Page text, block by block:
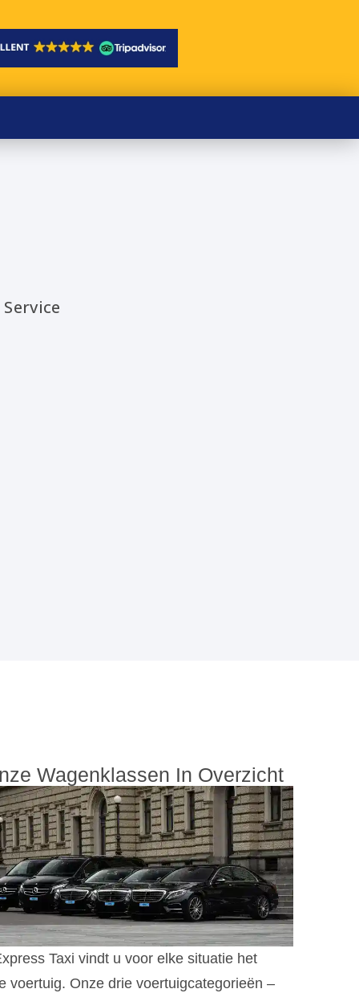
Wagenklassen In Overzicht
Taxi vindt u voor elke situatie het
voertuig. Onze drie voertuigcategorieën –